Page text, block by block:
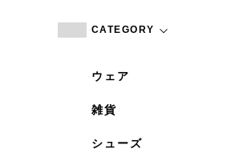
CATEGORY
ウェア
雑貨
シューズ